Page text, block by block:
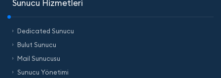
Sunucu Hizmetleri
Dedicated Sunucu
Bulut Sunucu
Mail Sunucusu
Sunucu Yönetimi